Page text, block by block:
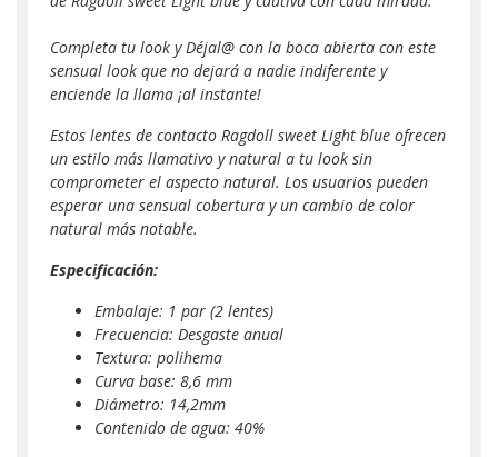
Completa tu look y Déjal@ con la boca abierta con este
sensual look que no dejará a nadie indiferente y
enciende la llama ¡al instante!
Estos lentes de contacto Ragdoll sweet Light blue ofrecen
un estilo más llamativo y natural a tu look sin
comprometer el aspecto natural. Los usuarios pueden
esperar una sensual cobertura y un cambio de color
natural más notable.
Especificación:
Embalaje: 1 par (2 lentes)
Frecuencia: Desgaste anual
Textura: polihema
Curva base: 8,6 mm
Diámetro: 14,2mm
Contenido de agua: 40%